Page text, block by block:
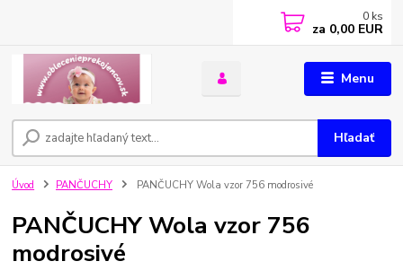
Menu
Hľadať
0 ks
za 0,00 EUR
Úvod PANČUCHY PANČUCHY Wola vzor 756 modrosivé
PANČUCHY Wola vzor 756
modrosivé